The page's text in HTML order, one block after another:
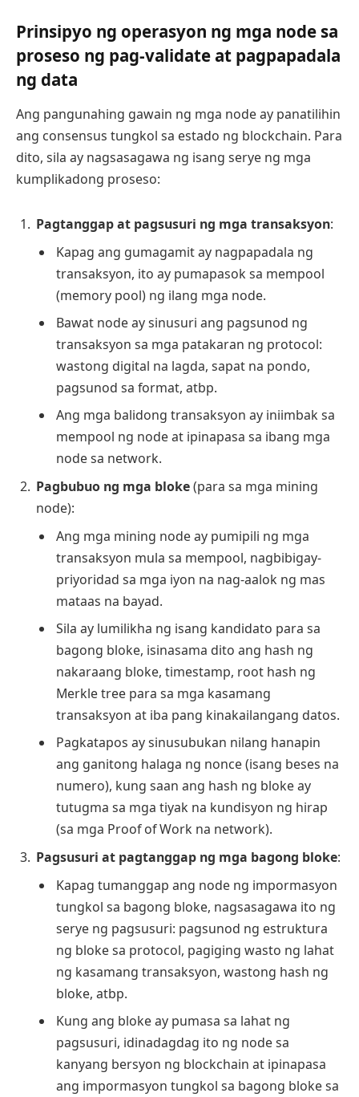
Prinsipyo ng operasyon ng mga node sa
proseso ng pag-validate at pagpapadala
ng data
Ang pangunahing gawain ng mga node ay panatilihin
ang consensus tungkol sa estado ng blockchain. Para
dito, sila ay nagsasagawa ng isang serye ng mga
kumplikadong proseso:
Pagtanggap at pagsusuri ng mga transaksyon:
Kapag ang gumagamit ay nagpapadala ng
transaksyon, ito ay pumapasok sa mempool
(memory pool) ng ilang mga node.
Bawat node ay sinusuri ang pagsunod ng
transaksyon sa mga patakaran ng protocol:
wastong digital na lagda, sapat na pondo,
pagsunod sa format, atbp.
Ang mga balidong transaksyon ay iniimbak sa
mempool ng node at ipinapasa sa ibang mga
node sa network.
Pagbubuo ng mga bloke(para sa mga mining
node):
Ang mga mining node ay pumipili ng mga
transaksyon mula sa mempool, nagbibigay-
priyoridad sa mga iyon na nag-aalok ng mas
mataas na bayad.
Sila ay lumilikha ng isang kandidato para sa
bagong bloke, isinasama dito ang hash ng
nakaraang bloke, timestamp, root hash ng
Merkle tree para sa mga kasamang
transaksyon at iba pang kinakailangang datos.
Pagkatapos ay sinusubukan nilang hanapin
ang ganitong halaga ng nonce (isang beses na
numero), kung saan ang hash ng bloke ay
tutugma sa mga tiyak na kundisyon ng hirap
(sa mga Proof of Work na network).
Pagsusuri at pagtanggap ng mga bagong bloke:
Kapag tumanggap ang node ng impormasyon
tungkol sa bagong bloke, nagsasagawa ito ng
serye ng pagsusuri: pagsunod ng estruktura
ng bloke sa protocol, pagiging wasto ng lahat
ng kasamang transaksyon, wastong hash ng
bloke, atbp.
Kung ang bloke ay pumasa sa lahat ng
pagsusuri, idinadagdag ito ng node sa
kanyang bersyon ng blockchain at ipinapasa
ang impormasyon tungkol sa bagong bloke sa